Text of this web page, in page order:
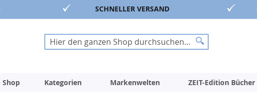
SCHNELLER VERSAND
Suche
Suche
Shop Kategorien Markenwelten ZEIT-Edition Bücher